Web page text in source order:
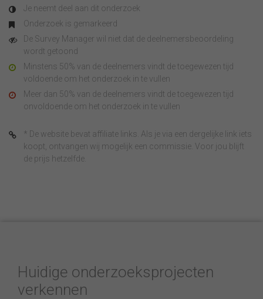
Je neemt deel aan dit onderzoek
Onderzoek is gemarkeerd
De Survey Manager wil niet dat de deelnemersbeoordeling
wordt getoond
Minstens 50% van de deelnemers vindt de toegewezen tijd
voldoende om het onderzoek in te vullen
Meer dan 50% van de deelnemers vindt de toegewezen tijd
onvoldoende om het onderzoek in te vullen
* De website bevat affiliate links. Als je via een dergelijke link iets
koopt, ontvangen wij mogelijk een commissie. Voor jou blijft
de prijs hetzelfde.
Huidige onderzoeksprojecten
verkennen